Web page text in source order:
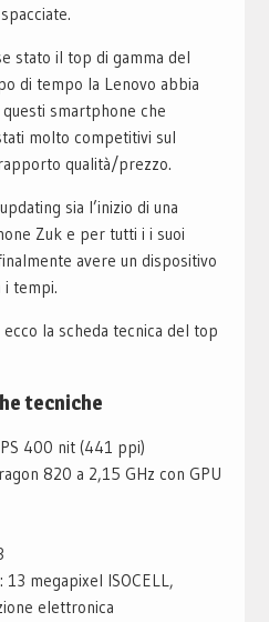
stato il top di gamma del
di tempo la Lenovo abbia
smartphone che
molto competitivi sul
qualità/prezzo.
sia l’inizio di una
Zuk e per tutti i i suoi
avere un dispositivo
i tempi.
la scheda tecnica del top
tecniche
400 nit (441 ppi)
820 a 2,15 GHz con GPU
: 13 megapixel ISOCELL,
elettronica